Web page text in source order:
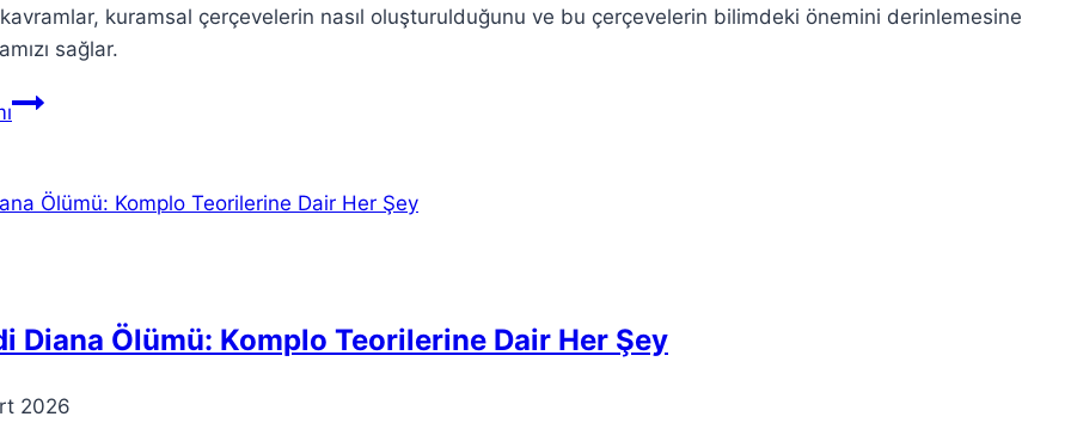
kuramsal çerçevelerin nasıl oluşturulduğunu ve bu çerçevelerin bilimdeki önemini derinlemesine
sağlar.
Teorik
Kavramlar
Diana Ölümü: Komplo Teorilerine Dair Her Şey
2026